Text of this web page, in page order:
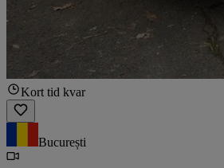
Kort tid kvar
București